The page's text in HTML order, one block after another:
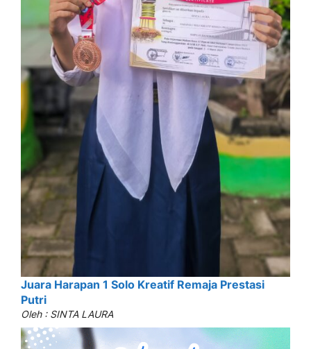
Juara Harapan 1 Solo Kreatif Remaja Prestasi
Putri
Oleh : SINTA LAURA